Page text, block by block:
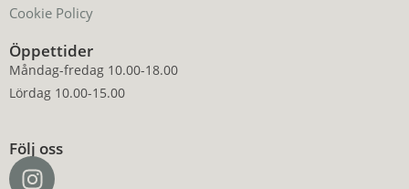
Cookie Policy
Öppettider
Måndag-fredag 10.00-18.00
Lördag 10.00-15.00
Följ oss